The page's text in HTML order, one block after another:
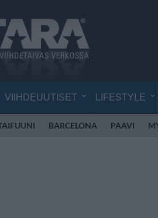
VIIHDEUUTISET LIFESTYLE
BARCELONA PAAVI